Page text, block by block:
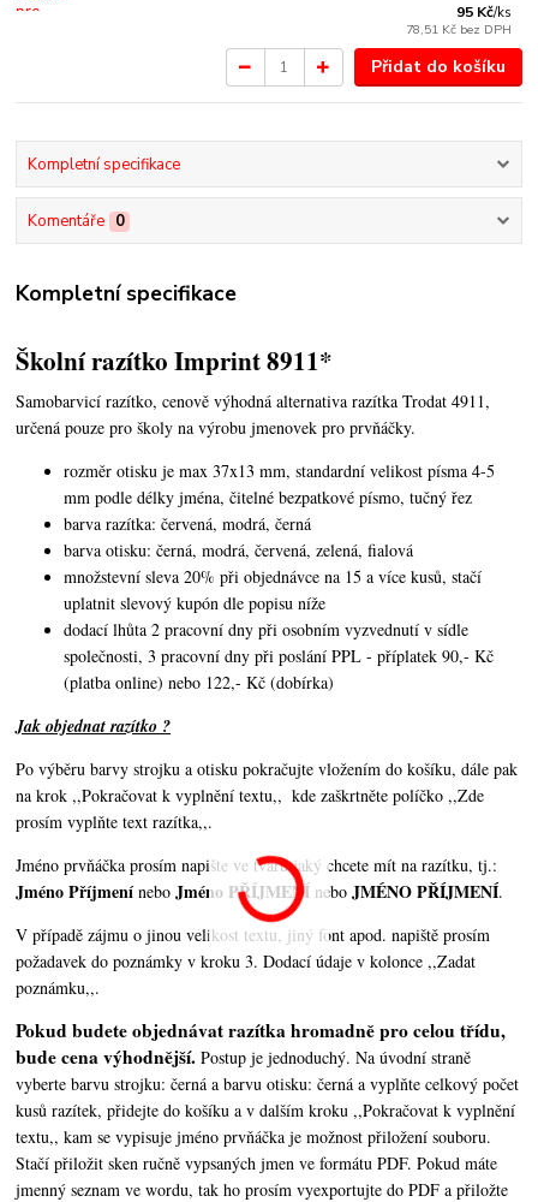
95 Kč/ks
78,51 Kč bez DPH
Přidat do košíku
Kompletní specifikace
Komentáře 0
Kompletní specifikace
Školní razítko Imprint 8911*
Samobarvicí razítko, cenově výhodná alternativa razítka Trodat 4911,
určená pouze pro školy na výrobu jmenovek pro prvňáčky.
rozměr otisku je max 37x13 mm, standardní velikost písma 4-5
mm podle délky jména, čitelné bezpatkové písmo, tučný řez
barva razítka: červená, modrá, černá
barva otisku: černá, modrá, červená, zelená, fialová
množstevní sleva 20% při objednávce na 15 a více kusů, stačí
uplatnit slevový kupón dle popisu níže
dodací lhůta 2 pracovní dny při osobním vyzvednutí v sídle
společnosti, 3 pracovní dny při poslání PPL - příplatek 90,- Kč
(platba online) nebo 122,- Kč (dobírka)
Jak objednat razítko ?
Po výběru barvy strojku a otisku pokračujte vložením do košíku, dále pak
na krok ,,Pokračovat k vyplnění textu,, kde zaškrtněte políčko ,,Zde
prosím vyplňte text razítka,,.
Jméno prvňáčka prosím napište ve tvaru jaký chcete mít na razítku, tj.:
Jméno Příjmení neboJméno PŘÍJMENÍ neboJMÉNO PŘÍJMENÍ.
V případě zájmu o jinou velikost textu, jiný font apod. napiště prosím
požadavek do poznámky v kroku 3. Dodací údaje v kolonce ,,Zadat
poznámku,,.
Pokud budete objednávat razítka hromadně pro celou třídu,
bude cena výhodnější. Postup je jednoduchý. Na úvodní straně
vyberte barvu strojku: černá a barvu otisku: černá a vyplňte celkový počet
kusů razítek, přidejte do košíku a v dalším kroku ,,Pokračovat k vyplnění
textu,,kam se vypisuje jméno prvňáčka je možnost přiložení souboru.
Stačí přiložit sken ručně vypsaných jmen ve formátu PDF. Pokud máte
jmenný seznam ve wordu, tak ho prosím vyexportujte do PDF a přiložte